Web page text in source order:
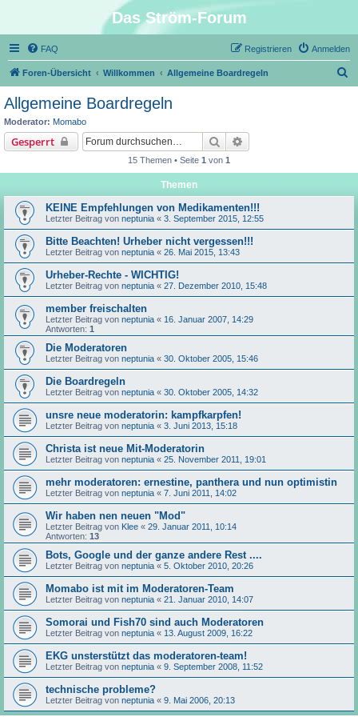
Das Ström-Forum
FAQ Anmelden
Registrieren
Foren-Übersicht Willkommen Allgemeine Boardregeln
Allgemeine Boardregeln
Moderator: Momabo
Gesperrt Suche
15 Themen • Seite 1 von 1
Themen
KEINE Empfehlungen von Medikamenten!!!
Letzter Beitrag von neptunia « 3. September 2015, 12:55
Bitte Beachten! Urheber nicht vergessen!!!
Letzter Beitrag von neptunia « 26. Mai 2015, 13:43
Urheber-Rechte - WICHTIG!
Letzter Beitrag von neptunia « 27. Dezember 2010, 15:48
member freischalten
Letzter Beitrag von neptunia « 16. Januar 2007, 14:29
Antworten: 1
Die Moderatoren
Letzter Beitrag von neptunia « 30. Oktober 2005, 15:46
Die Boardregeln
Letzter Beitrag von neptunia « 30. Oktober 2005, 14:32
unsre neue moderatorin: kampfkarpfen!
Letzter Beitrag von neptunia « 3. Juni 2013, 15:18
Christa ist neue Mit-Moderatorin
Letzter Beitrag von neptunia « 25. November 2011, 19:01
mehr moderatoren: ernestine, panthera und nun optimistin
Letzter Beitrag von neptunia « 7. Juni 2011, 14:02
Wir haben nen neuen "Mod"
Letzter Beitrag von Klee « 29. Januar 2011, 10:14
Antworten: 13
Bots, Google und der ganze andere Rest ....
Letzter Beitrag von neptunia « 5. Oktober 2010, 20:26
Momabo ist mit im Moderatoren-Team
Letzter Beitrag von neptunia « 21. Januar 2010, 14:07
Somorai und Fish70 sind auch Moderatoren
Letzter Beitrag von neptunia « 13. August 2009, 16:22
EKG unsterstützt das moderatoren-team!
Letzter Beitrag von neptunia « 9. September 2008, 11:52
technische probleme?
Letzter Beitrag von neptunia « 9. Mai 2006, 20:13